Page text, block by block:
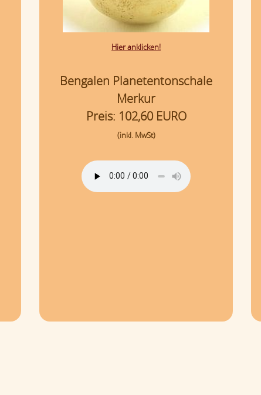
Hier anklicken!
Bengalen Planetentonschale
Merkur
Preis: 102,60 EURO
(inkl. MwSt)